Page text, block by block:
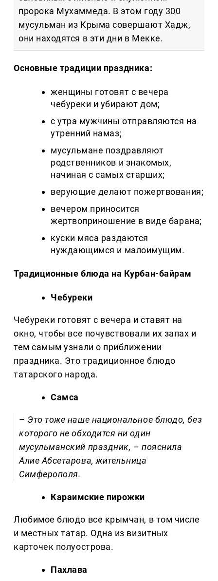
пророка Мухаммеда. В этом году 300
мусульман из Крыма совершают Хадж,
они находятся в эти дни в Мекке.
Основные традиции праздника:
женщины готовят с вечера
чебуреки и убирают дом;
с утра мужчины отправляются на
утренний намаз;
мусульмане поздравляют
родственников и знакомых,
начиная с самых старших;
верующие делают пожертвования;
вечером приносится
жертвоприношение в виде барана;
куски мяса раздаются
нуждающимся и малоимущим.
Традиционные блюда на Курбан-байрам
Чебуреки
Чебуреки готовят с вечера и ставят на
окно, чтобы все почувствовали их запах и
тем самым узнали о приближении
праздника. Это традиционное блюдо
татарского народа.
Самса
– Это тоже наше национальное блюдо, без
которого не обходится ни один
мусульманский праздник, – пояснила
Алие Абсетарова, жительница
Симферополя.
Караимские пирожки
Любимое блюдо все крымчан, в том числе
и местных татар. Одна из визитных
карточек полуострова.
Пахлава